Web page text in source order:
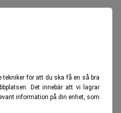
tekniker för att du ska få en så bra
Det innebär att vi lagrar
information på din enhet, som
hans starka tro på
att bygga.